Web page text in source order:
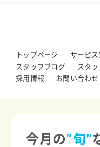
トップページ サービス
スタッフブログ
スタ
採用情報
お問い合わせ
今月の“旬”